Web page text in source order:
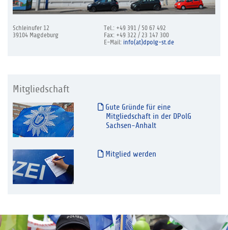
Schleinufer 12
39104 Magdeburg
Tel.: +49 391 / 50 67 492
Fax: +49 322 / 23 147 300
E-Mail: info(at)dpolg-st.de
Mitgliedschaft
Gute Gründe für eine
Mitgliedschaft in der DPolG
Sachsen-Anhalt
Mitglied werden